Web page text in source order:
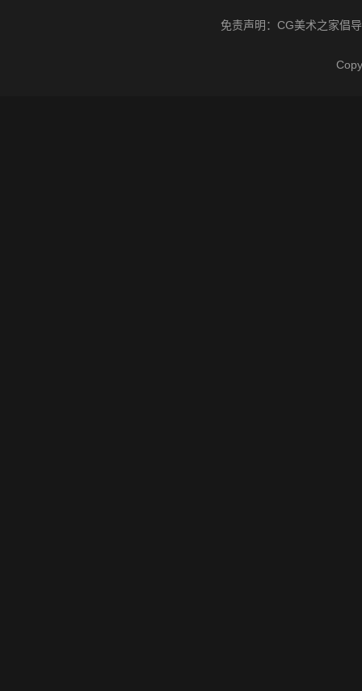
免责声明： CG美术之家倡